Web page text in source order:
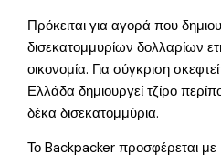
Πρόκειται για αγορά που
δισεκατομμυρίων δολλαρίων
οικονομία. Για σύγκριση
Ελλάδα δημιουργεί τζίρο
δέκα δισεκατομμύρια.
Το Backpacker προσφέρεται